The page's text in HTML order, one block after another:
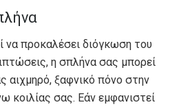
προκαλέσει διόγκωση του
η σπλήνα σας μπορεί
αιχμηρό, ξαφνικό πόνο στην
κοιλίας σας. Εάν εμφανιστεί